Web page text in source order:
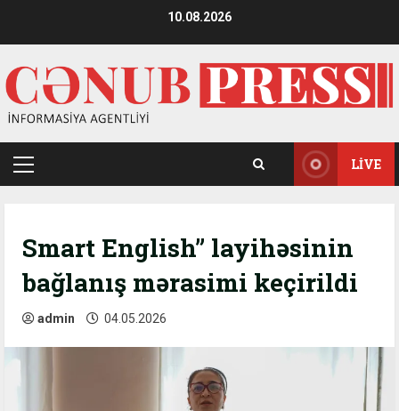
10.08.2026
Primary
LIVE
Smart English” layihəsinin
bağlanış mərasimi keçirildi
admin 04.05.2026